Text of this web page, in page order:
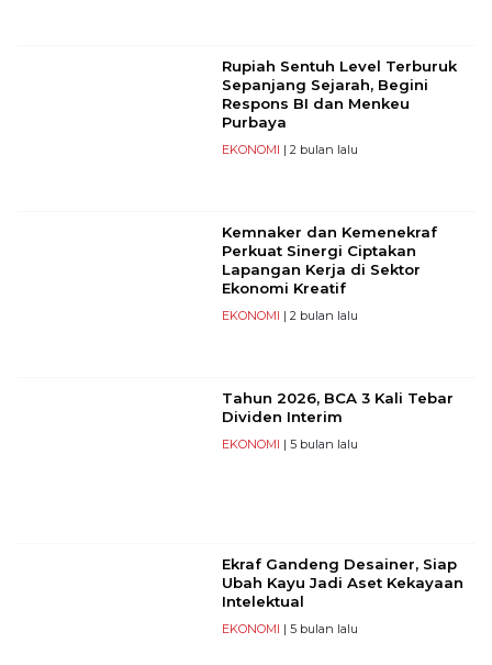
Rupiah Sentuh Level Terburuk
Sepanjang Sejarah, Begini
Respons BI dan Menkeu
Purbaya
EKONOMI | 2 bulan lalu
Kemnaker dan Kemenekraf
Perkuat Sinergi Ciptakan
Lapangan Kerja di Sektor
Ekonomi Kreatif
EKONOMI | 2 bulan lalu
Tahun 2026, BCA 3 Kali Tebar
Dividen Interim
EKONOMI | 5 bulan lalu
Ekraf Gandeng Desainer, Siap
Ubah Kayu Jadi Aset Kekayaan
Intelektual
EKONOMI | 5 bulan lalu